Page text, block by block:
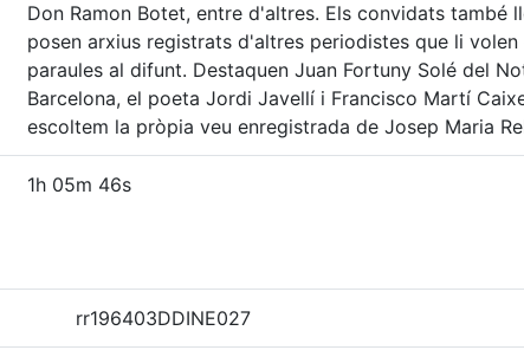
Don Ramon Botet, entre d'altres. Els convidats també
posen arxius registrats d'altres periodistes que li volen
paraules al difunt. Destaquen Juan Fortuny Solé del
Barcelona, el poeta Jordi Javellí i Francisco Martí
escoltem la pròpia veu enregistrada de Josep Maria
1h 05m 46s
rr196403DDINE027